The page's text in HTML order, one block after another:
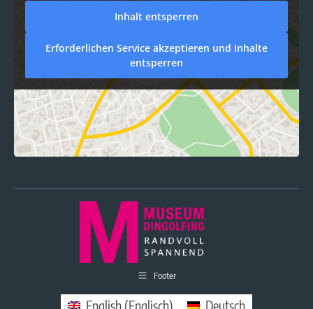
Inhalt entsperren
Erforderlichen Service akzeptieren und Inhalte
entsperren
Footer
English (Englisch) Deutsch